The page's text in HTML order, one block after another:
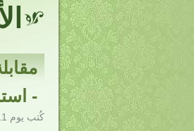
-
كُتب يوم 11